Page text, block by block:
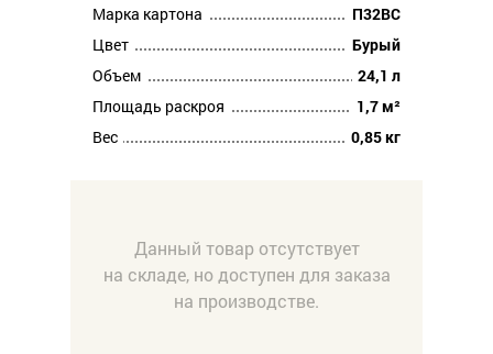
Марка картона
П32ВС
Цвет
Бурый
Объем
24,1 л
Площадь раскроя
1,7 м²
Вес
0,85 кг
Данный товар отсутствует
на складе, но доступен для заказа
на производстве.